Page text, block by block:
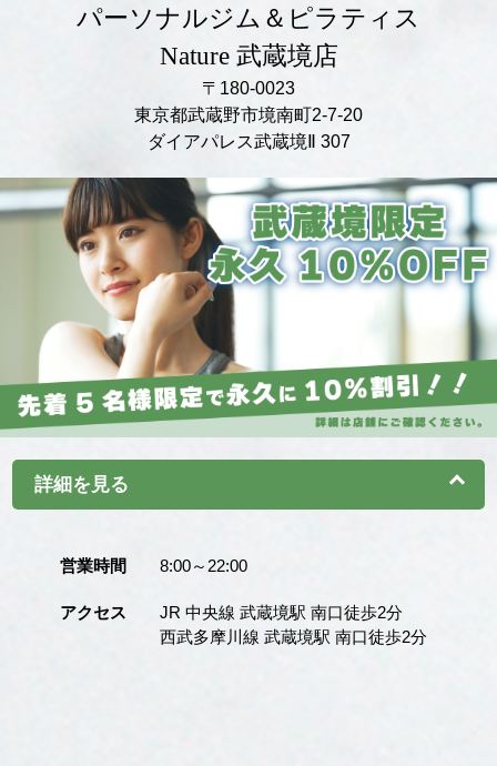
パーソナルジム＆ピラティス
Nature 武蔵境店
〒180-0023
東京都武蔵野市境南町2-7-20
ダイアパレス武蔵境Ⅱ 307
詳細を見る
営業時間 8:00～22:00
アクセス
JR 中央線 武蔵境駅 南口徒歩2分
西武多摩川線 武蔵境駅 南口徒歩2分